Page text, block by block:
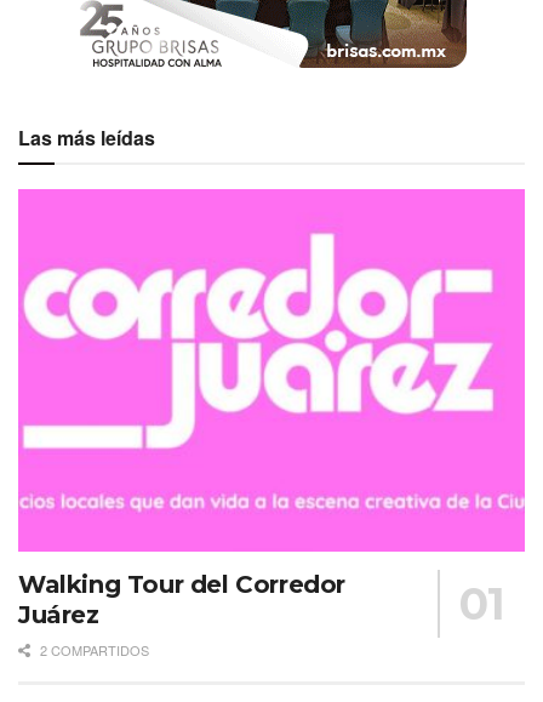
Las más leídas
Walking Tour del Corredor
Juárez
2 COMPARTIDOS